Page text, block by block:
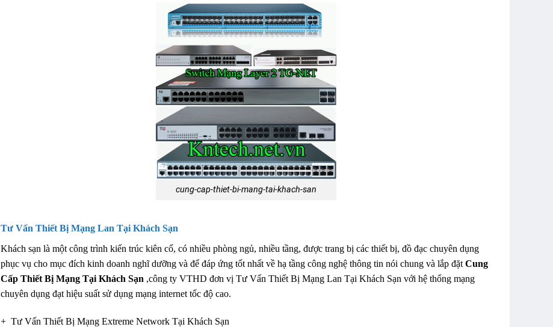
cung-cap-thiet-bi-mang-tai-khach-san
Tư Vấn Thiết Bị Mạng Lan Tại Khách Sạn
Khách sạn là một công trình kiến trúc kiên cố, có nhiều phòng ngủ, nhiều tầng, được trang bị các thiết bị, đồ đạc chuyên dụng
phục vụ cho mục đích kinh doanh nghĩ dưỡng và để đáp ứng tốt nhất về hạ tầng công nghệ thông tin nói chung và lắp đặt Cung
Cấp Thiết Bị Mạng Tại Khách Sạn ,công ty VTHD đơn vị Tư Vấn Thiết Bị Mạng Lan Tại Khách Sạn với hệ thống mạng
chuyên dụng đạt hiệu suất sử dụng mạng internet tốc độ cao.
+ Tư Vấn Thiết Bị Mạng Extreme Network Tại Khách Sạn